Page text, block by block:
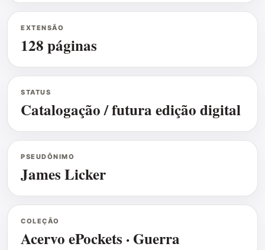
EXTENSÃO
128 páginas
STATUS
Catalogação / futura edição digital
PSEUDÔNIMO
James Licker
COLEÇÃO
Acervo ePockets · Guerra